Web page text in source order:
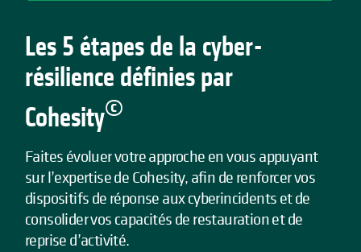
Les 5 étapes de la cyber-
résilience définies par
Cohesity©
Faites évoluer votre approche en vous appuyant
sur l’expertise de Cohesity, afin de renforcer vos
dispositifs de réponse aux cyberincidents et de
consolider vos capacités de restauration et de
reprise d’activité.